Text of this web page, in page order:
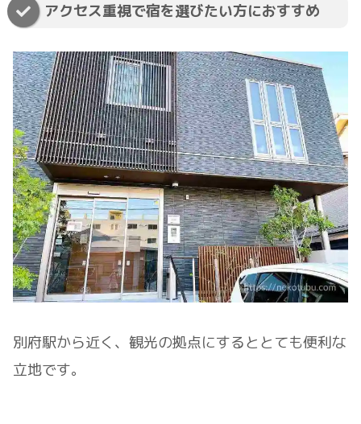
アクセス重視で宿を選びたい方におすすめ
別府駅から近く、観光の拠点にするととても便利な
立地です。